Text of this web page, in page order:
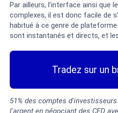
Par ailleurs, l’interface ainsi que
complexes, il est donc facile de
habitué à ce genre de
sont instantanés et directs, et
Tradez sur un
51% des comptes